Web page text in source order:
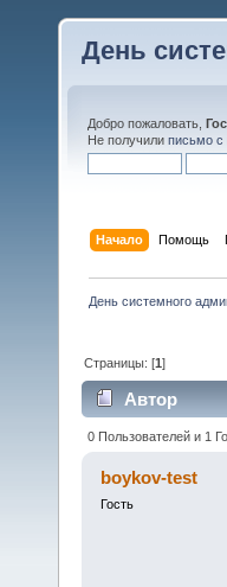
День
Добро пожаловать,
Не получили письмо с
Начало Помощь
День системного
Страницы: [1]
Автор
0 Пользователей и 1
boykov-test
Гость